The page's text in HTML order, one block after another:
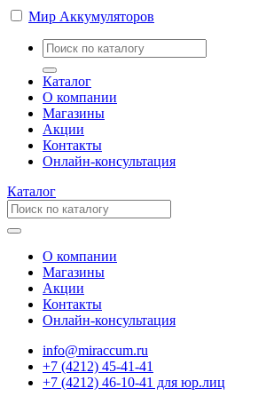
Мир Аккумуляторов
Каталог
О компании
Магазины
Акции
Контакты
Онлайн-консультация
Каталог
О компании
Магазины
Акции
Контакты
Онлайн-консультация
info@miraccum.ru
+7 (4212) 45-41-41
+7 (4212) 46-10-41 для юр.лиц